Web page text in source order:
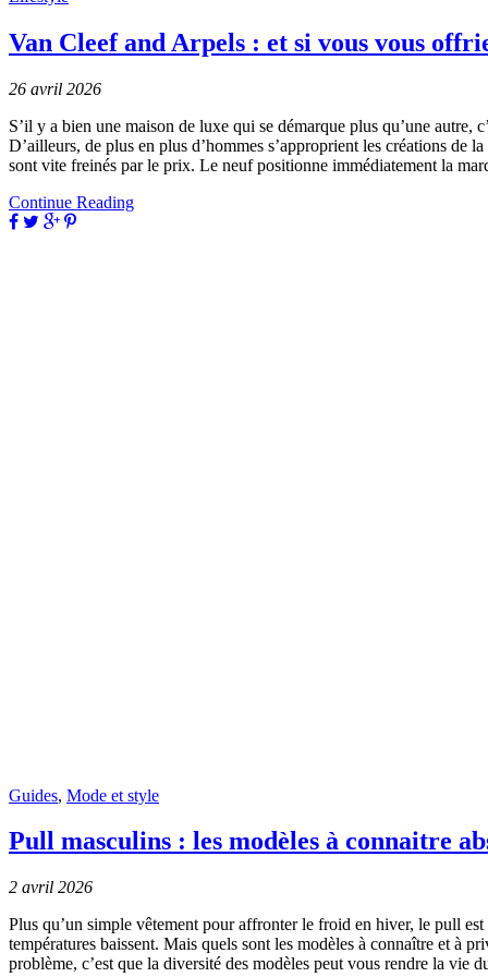
Van Cleef and Arpels : et si vous vous
26 avril 2026
S’il y a bien une maison de luxe qui se démarque plus qu’une
D’ailleurs, de plus en plus d’hommes s’approprient les créations
sont vite freinés par le prix. Le neuf positionne immédiatement la
Continue Reading
Guides, Mode et style
Pull masculins : les modèles à connaitre
2 avril 2026
Plus qu’un simple vêtement pour affronter le froid en hiver, le pull
températures baissent. Mais quels sont les modèles à connaître et à
problème, c’est que la diversité des modèles peut vous rendre la vie